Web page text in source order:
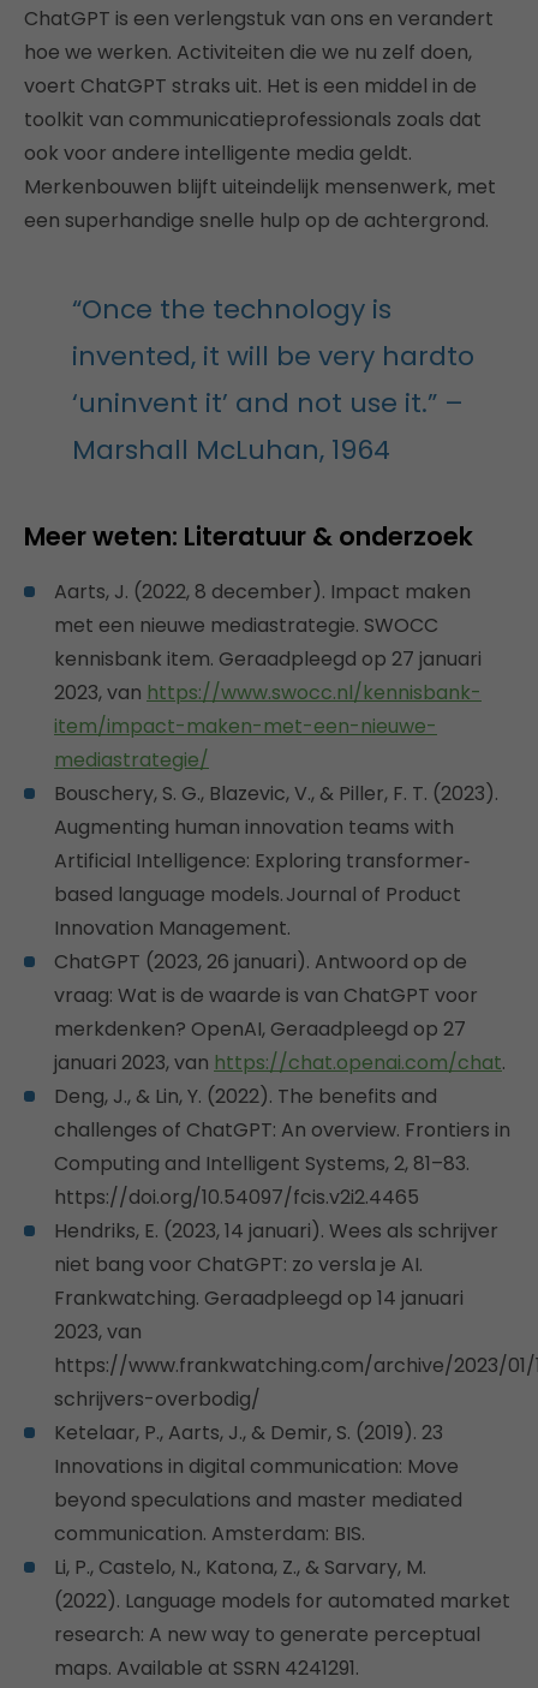
ChatGPT is een verlengstuk van ons en verandert
hoe we werken. Activiteiten die we nu zelf doen,
voert ChatGPT straks uit. Het is een middel in de
toolkit van communicatieprofessionals zoals dat
ook voor andere intelligente media geldt.
Merkenbouwen blijft uiteindelijk mensenwerk, met
een superhandige snelle hulp op de achtergrond.
“Once the technology is
invented, it will be very hardto
‘uninvent it’ and not use it.” –
Marshall McLuhan, 1964
Meer weten: Literatuur & onderzoek
Aarts, J. (2022, 8 december). Impact maken
met een nieuwe mediastrategie. SWOCC
kennisbank item. Geraadpleegd op 27 januari
2023, van https://www.swocc.nl/kennisbank-
item/impact-maken-met-een-nieuwe-
mediastrategie/
Bouschery, S. G., Blazevic, V., & Piller, F. T. (2023).
Augmenting human innovation teams with
Artificial Intelligence: Exploring transformer‐
based language models.Journal of Product
Innovation Management.
ChatGPT (2023, 26 januari). Antwoord op de
vraag: Wat is de waarde is van ChatGPT voor
merkdenken? OpenAI, Geraadpleegd op 27
januari 2023, van https://chat.openai.com/chat.
Deng, J., & Lin, Y. (2022). The benefits and
challenges of ChatGPT: An overview. Frontiers in
Computing and Intelligent Systems, 2, 81–83.
https://doi.org/10.54097/fcis.v2i2.4465
Hendriks, E. (2023, 14 januari). Wees als schrijver
niet bang voor ChatGPT: zo versla je AI.
Frankwatching. Geraadpleegd op 14 januari
2023, van
https://www.frankwatching.com/archive/2023/
schrijvers-overbodig/
Ketelaar, P., Aarts, J., & Demir, S. (2019). 23
Innovations in digital communication: Move
beyond speculations and master mediated
communication. Amsterdam: BIS.
Li, P., Castelo, N., Katona, Z., & Sarvary, M.
(2022). Language models for automated market
research: A new way to generate perceptual
maps. Available at SSRN 4241291.